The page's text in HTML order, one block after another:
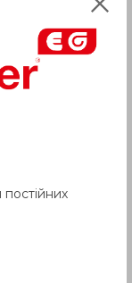
терміном
право
кольоровій